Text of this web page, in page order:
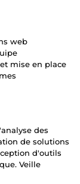
web
mise en place
des
de solutions
d'outils
Veille